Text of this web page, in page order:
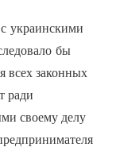
украинскими
бы
всех законных
ради
своему делу